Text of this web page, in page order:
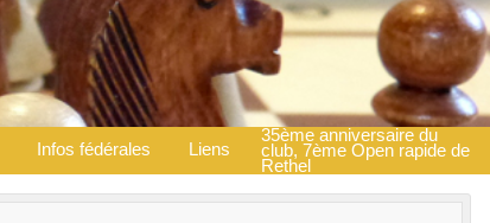
Infos fédérales Liens
35ème anniversaire du
club, 7ème Open rapide de
Rethel